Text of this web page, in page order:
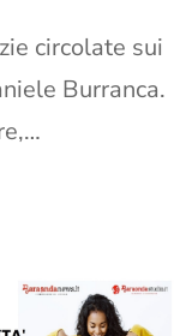
circolate sui
Burranca.